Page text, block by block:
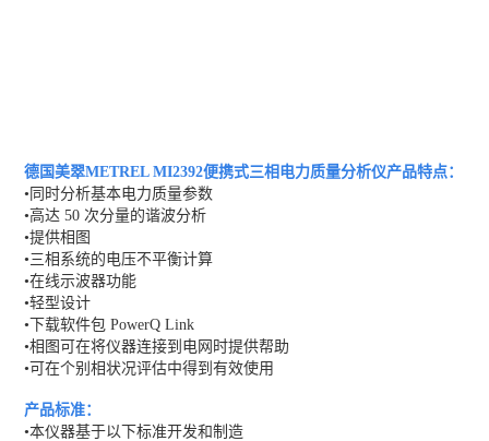
德国美翠METREL MI2392便携式三相电力质量分析仪产品特点：
•同时分析基本电力质量参数
•高达 50 次分量的谐波分析
•提供相图
•三相系统的电压不平衡计算
•在线示波器功能
•轻型设计
•下载软件包 PowerQ Link
•相图可在将仪器连接到电网时提供帮助
•可在个别相状况评估中得到有效使用
产品标准：
•本仪器基于以下标准开发和制造